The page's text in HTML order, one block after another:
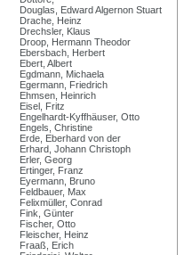
Douglas, Edward Algernon Stuart
Drache, Heinz
Drechsler, Klaus
Droop, Hermann Theodor
Ebersbach, Herbert
Ebert, Albert
Egdmann, Michaela
Egermann, Friedrich
Ehmsen, Heinrich
Eisel, Fritz
Engelhardt-Kyffhäuser, Otto
Engels, Christine
Erde, Eberhard von der
Erhard, Johann Christoph
Erler, Georg
Ertinger, Franz
Eyermann, Bruno
Feldbauer, Max
Felixmüller, Conrad
Fink, Günter
Fischer, Otto
Fleischer, Heinz
Fraaß, Erich